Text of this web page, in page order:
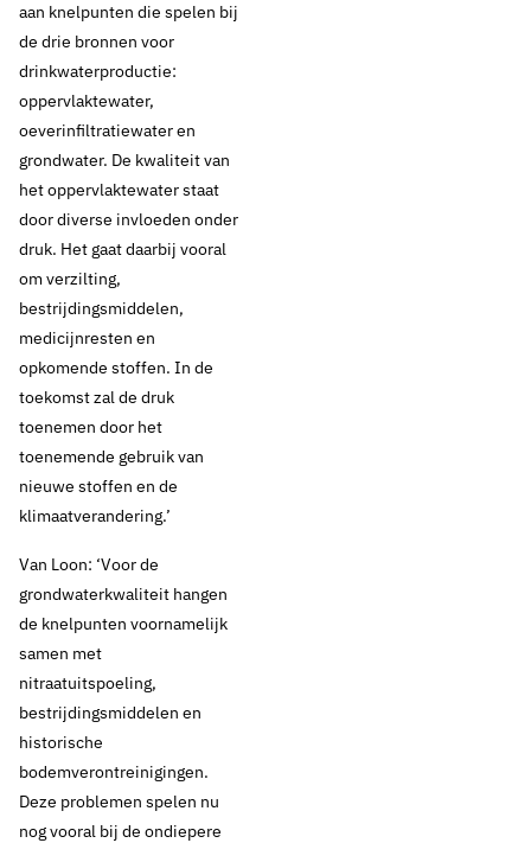
aan knelpunten die spelen bij
de drie bronnen voor
drinkwaterproductie:
oppervlaktewater,
oeverinfiltratiewater en
grondwater. De kwaliteit van
het oppervlaktewater staat
door diverse invloeden onder
druk. Het gaat daarbij vooral
om verzilting,
bestrijdingsmiddelen,
medicijnresten en
opkomende stoffen. In de
toekomst zal de druk
toenemen door het
toenemende gebruik van
nieuwe stoffen en de
klimaatverandering.’
Van Loon: ‘Voor de
grondwaterkwaliteit hangen
de knelpunten voornamelijk
samen met
nitraatuitspoeling,
bestrijdingsmiddelen en
historische
bodemverontreinigingen.
Deze problemen spelen nu
nog vooral bij de ondiepere